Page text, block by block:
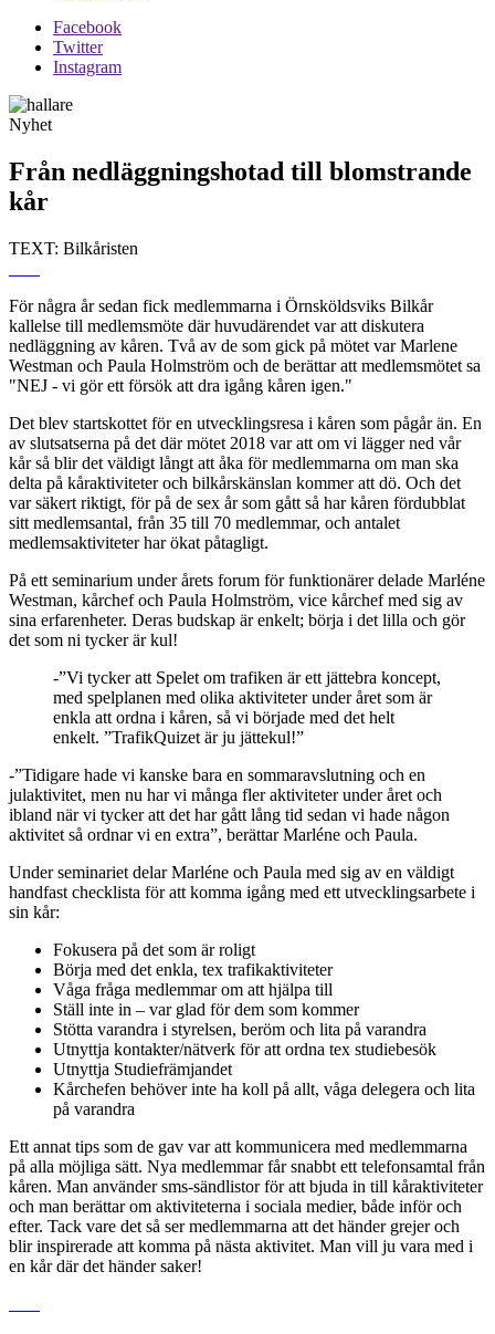
Facebook
Twitter
Instagram
Nyhet
Från nedläggningshotad till blomstrande
kår
TEXT: Bilkåristen
För några år sedan fick medlemmarna i Örnsköldsviks Bilkår
kallelse till medlemsmöte där huvudärendet var att diskutera
nedläggning av kåren. Två av de som gick på mötet var Marlene
Westman och Paula Holmström och de berättar att medlemsmötet sa
"NEJ - vi gör ett försök att dra igång kåren igen."
Det blev startskottet för en utvecklingsresa i kåren som pågår än. En
av slutsatserna på det där mötet 2018 var att om vi lägger ned vår
kår så blir det väldigt långt att åka för medlemmarna om man ska
delta på kåraktiviteter och bilkårskänslan kommer att dö. Och det
var säkert riktigt, för på de sex år som gått så har kåren fördubblat
sitt medlemsantal, från 35 till 70 medlemmar, och antalet
medlemsaktiviteter har ökat påtagligt.
På ett seminarium under årets forum för funktionärer delade Marléne
Westman, kårchef och Paula Holmström, vice kårchef med sig av
sina erfarenheter. Deras budskap är enkelt; börja i det lilla och gör
det som ni tycker är kul!
-”Vi tycker att Spelet om trafiken är ett jättebra koncept,
med spelplanen med olika aktiviteter under året som är
enkla att ordna i kåren, så vi började med det helt
enkelt. ”TrafikQuizet är ju jättekul!”
-”Tidigare hade vi kanske bara en sommaravslutning och en
julaktivitet, men nu har vi många fler aktiviteter under året och
ibland när vi tycker att det har gått lång tid sedan vi hade någon
aktivitet så ordnar vi en extra”, berättar Marléne och Paula.
Under seminariet delar Marléne och Paula med sig av en väldigt
handfast checklista för att komma igång med ett utvecklingsarbete i
sin kår:
Fokusera på det som är roligt
Börja med det enkla, tex trafikaktiviteter
Våga fråga medlemmar om att hjälpa till
Ställ inte in – var glad för dem som kommer
Stötta varandra i styrelsen, beröm och lita på varandra
Utnyttja kontakter/nätverk för att ordna tex studiebesök
Utnyttja Studiefrämjandet
Kårchefen behöver inte ha koll på allt, våga delegera och lita
på varandra
Ett annat tips som de gav var att kommunicera med medlemmarna
på alla möjliga sätt. Nya medlemmar får snabbt ett telefonsamtal från
kåren. Man använder sms-sändlistor för att bjuda in till kåraktiviteter
och man berättar om aktiviteterna i sociala medier, både inför och
efter. Tack vare det så ser medlemmarna att det händer grejer och
blir inspirerade att komma på nästa aktivitet. Man vill ju vara med i
en kår där det händer saker!